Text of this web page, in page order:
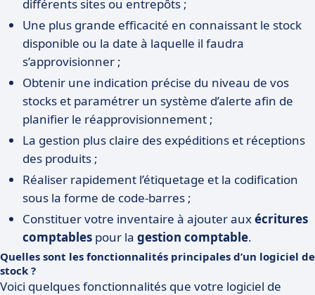
différents sites ou entrepôts ;
Une plus grande efficacité en connaissant le stock
disponible ou la date à laquelle il faudra
s’approvisionner ;
Obtenir une indication précise du niveau de vos
stocks et paramétrer un système d’alerte afin de
planifier le réapprovisionnement ;
La gestion plus claire des expéditions et réceptions
des produits ;
Réaliser rapidement l’étiquetage et la codification
sous la forme de code-barres ;
Constituer votre inventaire à ajouter auxécritures
comptables pour la gestion comptable.
Quelles sont les fonctionnalités principales d’un logiciel de
stock ?
Voici quelques fonctionnalités que votre logiciel de